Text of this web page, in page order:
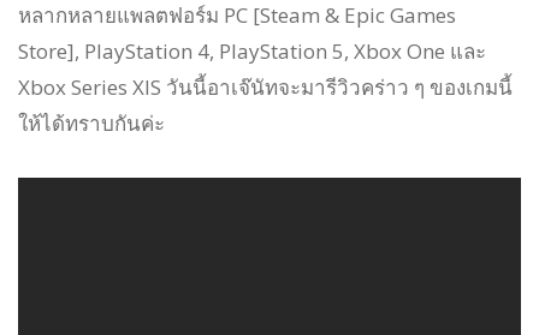
หลากหลายแพลตฟอร์ม PC [Steam & Epic Games
Store], PlayStation 4, PlayStation 5, Xbox One และ
Xbox Series XIS วันนี้อาเจ๊นัทจะมารีวิวคร่าว ๆ ของเกมนี้
ให้ได้ทราบกันค่ะ